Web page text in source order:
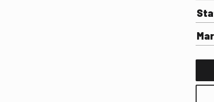
Repozytorium
Wynajem